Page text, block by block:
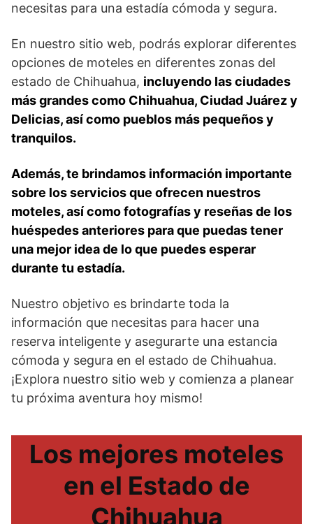
necesitas para una estadía cómoda y segura.
En nuestro sitio web, podrás explorar diferentes
opciones de moteles en diferentes zonas del
estado de Chihuahua, incluyendo las ciudades
más grandes como Chihuahua, Ciudad Juárez y
Delicias, así como pueblos más pequeños y
tranquilos.
Además, te brindamos información importante
sobre los servicios que ofrecen nuestros
moteles, así como fotografías y reseñas de los
huéspedes anteriores para que puedas tener
una mejor idea de lo que puedes esperar
durante tu estadía.
Nuestro objetivo es brindarte toda la
información que necesitas para hacer una
reserva inteligente y asegurarte una estancia
cómoda y segura en el estado de Chihuahua.
¡Explora nuestro sitio web y comienza a planear
tu próxima aventura hoy mismo!
Los mejores moteles
en el Estado de
Chihuahua